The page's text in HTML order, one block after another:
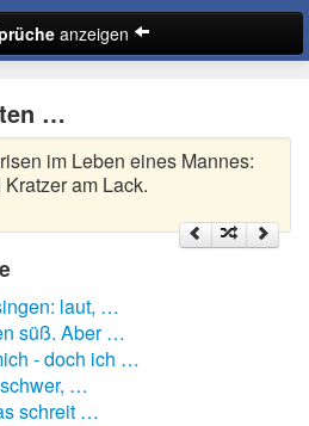
anzeigen
…
im Leben eines Mannes:
am Lack.
laut, …
süß. Aber …
- doch ich …
…
schreit …